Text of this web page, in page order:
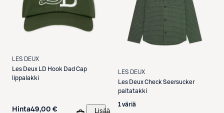
LES DEUX
Les Deux
LD Hook Dad Cap
lippalakki
Hinta49,00 € Lisää
LES DEUX
Les DeuxCheck Seersucker
paitatakki
1 väriä